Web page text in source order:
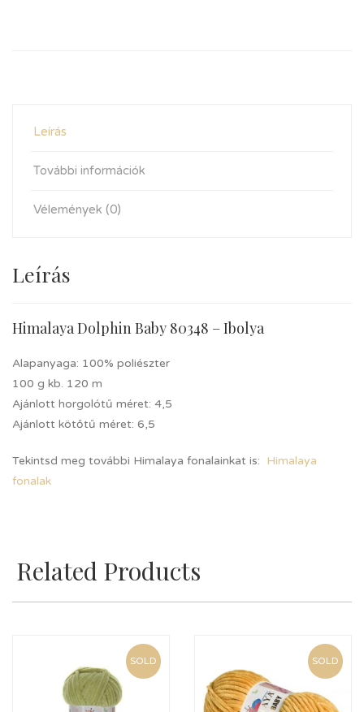
Leírás
További információk
Vélemények (0)
Leírás
Himalaya Dolphin Baby 80348 – Ibolya
Alapanyaga: 100% poliészter
100 g kb. 120 m
Ajánlott horgolótű méret: 4,5
Ajánlott kötőtű méret: 6,5
Tekintsd meg további Himalaya fonalainkat is: Himalaya
fonalak
Related Products
SOLD SOLD